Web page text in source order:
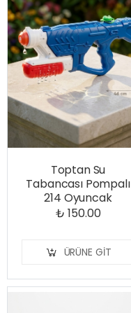
Toptan Su
Tabancası Pompalı
214 Oyuncak
₺ 150.00
ÜRÜNE GIT